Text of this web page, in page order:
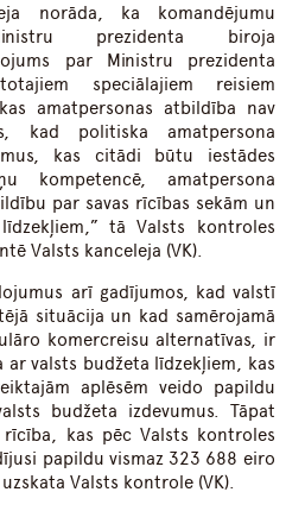
norāda, ka komandējumu
prezidenta biroja
par Ministru prezidenta
speciālajiem reisiem
amatpersonas atbildība nav
kad politiska amatpersona
kas citādi būtu iestādes
kompetencē, amatpersona
par savas rīcības sekām un
tā Valsts kontroles
Valsts kanceleja (VK).
arī gadījumos, kad valstī
situācija un kad samērojamā
komercreisu alternatīvas, ir
valsts budžeta līdzekļiem, kas
aplēsēm veido papildu
budžeta izdevumus. Tāpat
kas pēc Valsts kontroles
papildu vismaz 323 688 eiro
Valsts kontrole (VK).